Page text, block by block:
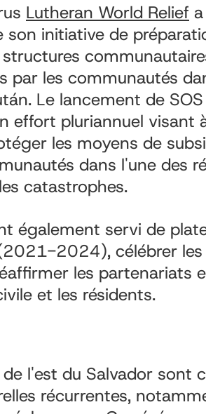
Lutheran World Relief
son initiative de
par les communautés
Le lancement de
effort pluriannuel visant
les moyens de
dans l'une des
catastrophes.
également servi de
2024), célébrer les
les partenariats
et les résidents.
l'est du Salvador sont
récurrentes,